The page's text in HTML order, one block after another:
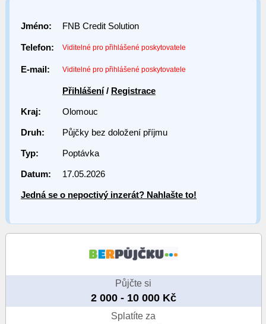
Jméno: FNB Credit Solution
Telefon: Viditelné pro přihlášené poskytovatele
E-mail: Viditelné pro přihlášené poskytovatele
Přihlášení/ Registrace
Kraj: Olomouc
Druh: Půjčky bez doložení příjmu
Typ: Poptávka
Datum: 17.05.2026
Jedná se o nepoctivý inzerát? Nahlašte to!
Půjčte si
2 000 - 10 000 Kč
Splatíte za